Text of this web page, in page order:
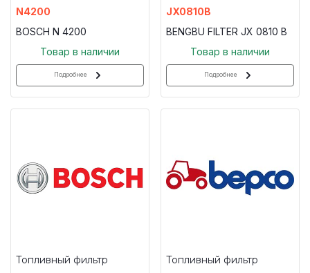
N4200
BOSCH N 4200
Товар в наличии
Подробнее
JX0810B
BENGBU FILTER JX 0810 B
Товар в наличии
Подробнее
Топливный фильтр Топливный фильтр